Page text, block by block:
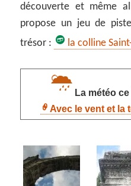
découverte et même
propose un jeu de
trésor :
la colline
La météo
Avec le vent et la